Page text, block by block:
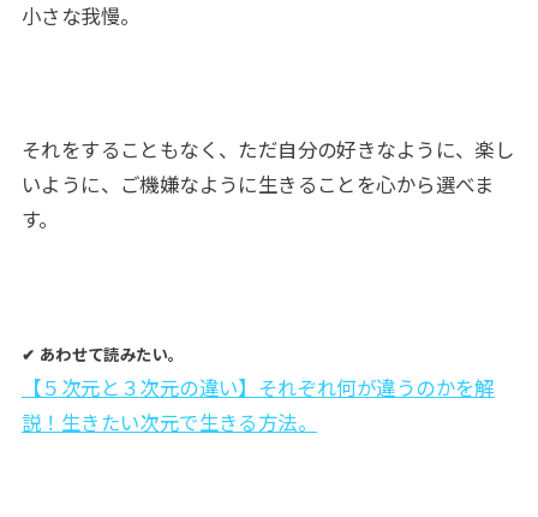
小さな我慢。
それをすることもなく、ただ自分の好きなように、楽し
いように、ご機嫌なように生きることを心から選べま
す。
✔︎ あわせて読みたい。
【５次元と３次元の違い】それぞれ何が違うのかを解
説！生きたい次元で生きる方法。